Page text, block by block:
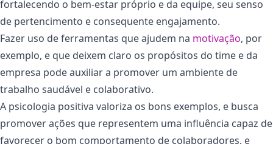
fortalecendo o bem-estar próprio e da equipe, seu senso
de pertencimento e consequente engajamento.
Fazer uso de ferramentas que ajudem na motivação, por
exemplo, e que deixem claro os propósitos do time e da
empresa pode auxiliar a promover um ambiente de
trabalho saudável e colaborativo.
A psicologia positiva valoriza os bons exemplos, e busca
promover ações que representem uma influência capaz de
favorecer o bom comportamento de colaboradores, e